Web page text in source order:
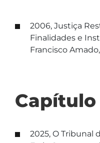
2006, Justiça
Finalidades e
Francisco
2025, O Tribunal